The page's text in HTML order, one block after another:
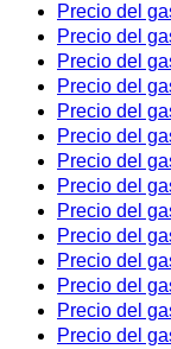
Precio del
Precio del
Precio del
Precio del
Precio del
Precio del
Precio del
Precio del
Precio del
Precio del
Precio del
Precio del
Precio del
Precio del